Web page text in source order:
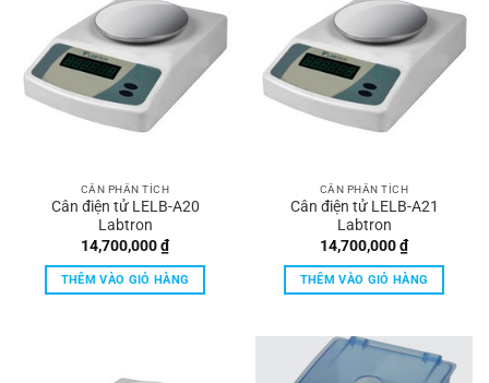
CÂN PHÂN TÍCH
Cân điện tử LELB-A20
Labtron
14,700,000₫
THÊM VÀO GIỎ HÀNG
CÂN PHÂN TÍCH
Cân điện tử LELB-A21
Labtron
14,700,000₫
THÊM VÀO GIỎ HÀNG